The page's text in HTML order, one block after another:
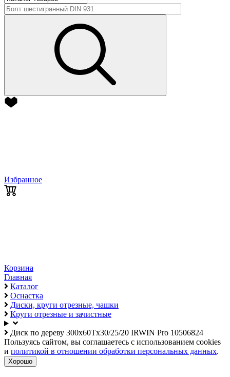
Избранное
Корзина
Главная
Каталог
Оснастка
Диски, круги отрезные, чашки
Круги отрезные и зачистные
Диск по дереву 300х60Tх30/25/20 IRWIN Pro 10506824
Пользуясь сайтом, вы соглашаетесь с использованием cookies
и политикой в отношении обработки персональных данных.
Хорошо